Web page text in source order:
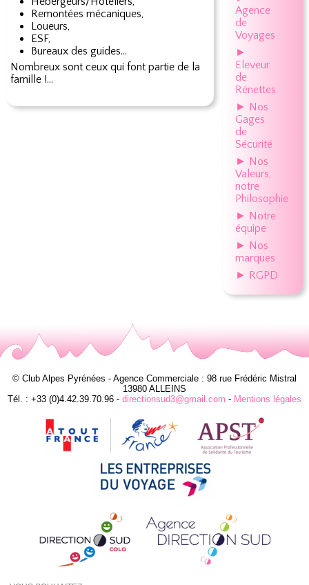
Remontées mécaniques,
Loueurs,
ESF,
Bureaux des guides…
Nombreux sont ceux qui font partie de la
famille !...
Agence
de
Voyages
►
Eleveur
de
Rénettes
► Nos
Gages
de
Sécurité
► Nos
Valeurs,
notre
Philosophie
► Notre
équipe
► Nos
marques
► RGPD
© Club Alpes Pyrénées - Agence Commerciale : 98 rue Frédéric Mistral
13980 ALLEINS
Tél. : +33 (0)4.42.39.70.96 - directionsud3@gmail.com - Mentions légales